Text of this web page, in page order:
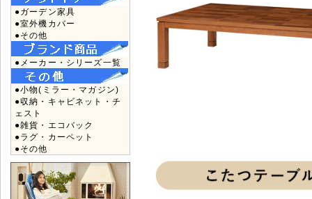
●ガーデン家具
●室外機カバー
●その他
●メーカー・シリーズ一覧
●小物(ミラー・マガジン)
●収納・キャビネット・チ
ェスト
●雑貨・エコバック
●ラグ・カーペット
●その他